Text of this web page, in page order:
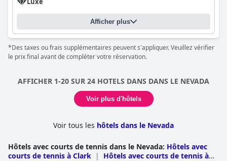
Afficher plus
*Des taxes ou frais supplémentaires peuvent s'appliquer. Veuillez vérifier
le prix final avant de compléter votre réservation.
AFFICHER 1-20 SUR 24 HOTELS DANS DANS LE NEVADA
Voir plus d'hôtels
Voir tous les hôtels dans le Nevada
Hôtels avec courts de tennis dans le Nevada: Hôtels avec
courts de tennis à Clark |
Hôtels avec courts de tennis à